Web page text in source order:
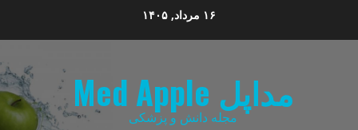
۱۶ مرداد, ۱۴۰۵
مداپل Med Apple
مجله دانش و پزشکی